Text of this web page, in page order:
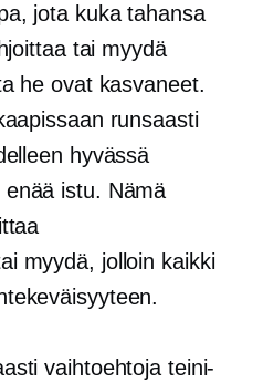
jota kuka tahansa
tai myydä
he ovat kasvaneet.
runsaasti
hyvässä
istu. Nämä
myydä, jolloin kaikki
vaihtoehtoja teini-